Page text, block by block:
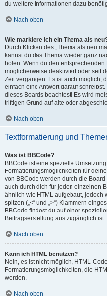
du weitere Informationen dazu
Nach oben
Wie markiere ich ein Thema als
Durch Klicken des „Thema als neu
kannst du das Thema wieder ganz
holen. Wenn du den
möglicherweise deaktiviert oder seit
Zeit vergangen. Es ist auch möglich,
einfach eine Antwort darauf
dieses Boards beachtest! Es wird
triftigen Grund auf alte oder
Nach oben
Textformatierung und
Was ist BBCode?
BBCode ist eine spezielle
Formatierungsmöglichkeiten für
von BBCode werden durch die
auch durch dich für jeden einzelnen
ähnlich wie HTML aufgebaut, jedoch
spitzen („<“ und „>“) Klammern
BBCode findest du auf einer
Beitragserstellung aus zugänglich ist.
Nach oben
Kann ich HTML benutzen?
Nein, es ist nicht möglich, HTML-
Formatierungsmöglichkeiten, die
werden.
Nach oben